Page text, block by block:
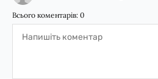
Всього коментарів: 0